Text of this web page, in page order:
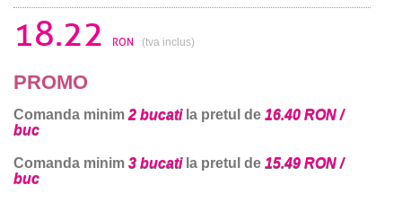
18.22 RON (tva inclus)
PROMO
Comanda minim 2 bucatila pretul de 16.40 RON /
buc
Comanda minim 3 bucatila pretul de 15.49 RON /
buc